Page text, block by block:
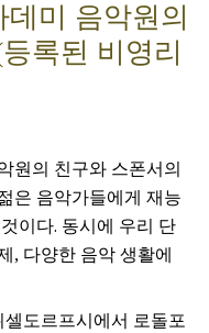
미 음악원의
록된 비영리
원의 친구와 스폰서의
은 음악가들에게 재능
이다. 동시에 우리 단
, 다양한 음악 생활에
도르프시에서 로돌포